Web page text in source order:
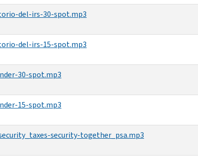
del-irs-30-spot.mp3
del-irs-15-spot.mp3
30-spot.mp3
15-spot.mp3
security-together_psa.mp3